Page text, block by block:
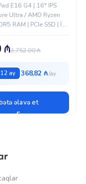
E16 G4 | 16″ IPS
Ultra / AMD Ryzen
RAM | PCIe SSD | İş
3,752.00₼
₼
12 ay 368,82 ₼
əlavə et